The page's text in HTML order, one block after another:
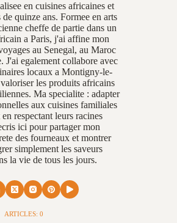
en cuisines africaines et
quinze ans. Formee en arts
cheffe de partie dans un
a Paris, j'ai affine mon
au Senegal, au Maroc
J'ai egalement collabore avec
locaux a Montigny-le-
les produits africains
Ma specialite : adapter
aux cuisines familiales
respectant leurs racines
ici pour partager mon
des fourneaux et montrer
simplement les saveurs
la vie de tous les jours.
ARTICLES: 0